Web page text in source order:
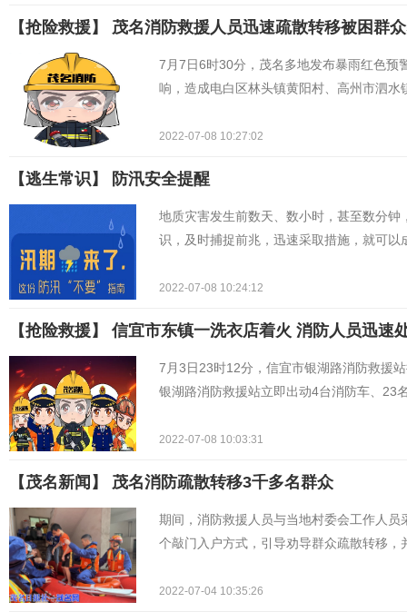
【抢险救援】 ​茂名消防救援人员迅速疏散转移被困群
7月7日6时30分，茂名多地发布暴雨红色预
响，造成电白区林头镇黄阳村、高州市泗
2022-07-08 10:27:02
【逃生常识】 ​防汛安全提醒
地质灾害发生前数天、数小时，甚至数分
识，及时捕捉前兆，迅速采取措施，就可以
2022-07-08 10:24:12
【抢险救援】 ​信宜市东镇一洗衣店着火 消防人员迅速
7月3日23时12分，信宜市银湖路消防救援
银湖路消防救援站立即出动4台消防车、23
2022-07-08 10:03:31
【茂名新闻】 茂名消防疏散转移3千多名群众
期间，消防救援人员与当地村委会工作人
个敲门入户方式，引导劝导群众疏散转移
2022-07-04 10:35:26